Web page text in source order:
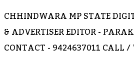
CHHINDWARA MP STATE
& ADVERTISER EDITOR -
CONTACT - 9424637011 CALL